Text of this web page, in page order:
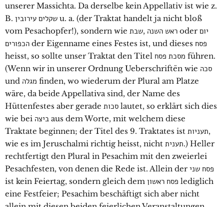
unserer Massichta. Da derselbe kein Appellativ ist wie z.
B. שקלים עירובין u. a. (der Traktat handelt ja nicht bloß
vom Pesachopfer!), sondern wie ראש השנה ,שבת oder יום
הכפורים der Eigenname eines Festes ist, und dieses פסח
heisst, so sollte unser Traktat den Titel מסכת פסח führen.
(Wenn wir in unserer Ordnung Ueberschriftën wie סכה
und מגלה finden, wo wiederum der Plural am Platze
wäre, da beide Appellativa sind, der Name des
Hüttenfestes aber gerade סכות lautet, so erklärt sich dies
wie bei ביצה aus dem Worte, mit welchem diese
Traktate beginnen; der Titel des 9. Traktates ist תעניות,
wie es im Jeruschalmi richtig heisst, nicht תענית.) Heller
rechtfertigt den Plural in Pesachim mit den zweierlei
Pesachfesten, von denen die Rede ist. Allein der פסח שני
ist kein Feiertag, sondern gleich dem פסח ראשון lediglich
eine Festfeier; Pesachim beschäftigt sich aber nicht